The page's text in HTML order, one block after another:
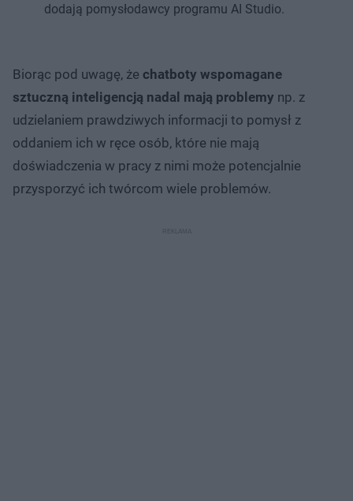
dodają pomysłodawcy programu AI Studio.
Biorąc pod uwagę, że chatboty wspomagane
sztuczną inteligencją nadal mają problemy np. z
udzielaniem prawdziwych informacji to pomysł z
oddaniem ich w ręce osób, które nie mają
doświadczenia w pracy z nimi może potencjalnie
przysporzyć ich twórcom wiele problemów.